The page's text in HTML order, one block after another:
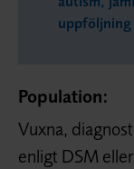
uppföljning
Population:
Vuxna,
enligt DSM